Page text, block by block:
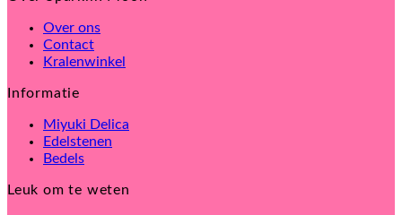
Over ons
Contact
Kralenwinkel
Informatie
Miyuki Delica
Edelstenen
Bedels
Leuk om te weten